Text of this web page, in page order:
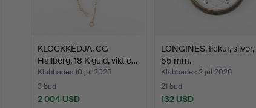
KLOCKKEDJA, CG
Hallberg, 18 K guld, vikt c…
Klubbades 10 jul 2026
3 bud
2 004 USD
LONGINES, fickur, silver,
55 mm.
Klubbades 2 jul 2026
21 bud
132 USD